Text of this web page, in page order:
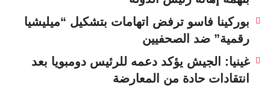
بوركينا فاسو ترفض اتهامات بتشكيل “ميليشيا
رقمية” ضد الصحفيين
غينيا: الجيش يؤكد دعمه للرئيس دومبويا بعد
انتقادات حادة من المعارضة